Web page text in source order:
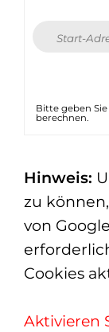
Bitte geben
berechnen.
Hinweis:
zu
von
Cookies
Aktivieren